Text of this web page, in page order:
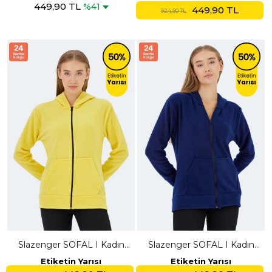
449,90 TL %41 Toprak Polar
924,90 TL 449,90 TL
Slazenger SOFAL I Kadın
Fermuarlı Kapüşonlu Cepli
Etiketin Yarısı
Slazenger SOFAL I Kadın
Fermuarlı Kapüşonlu Cepli
Etiketin Yarısı